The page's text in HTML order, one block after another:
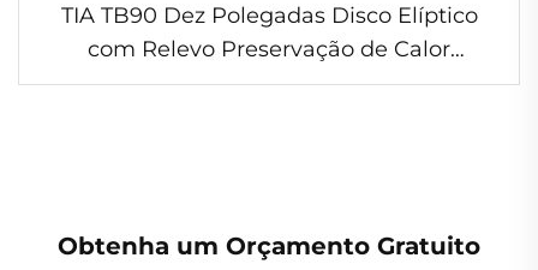
TIA TB90 Dez Polegadas Disco Elíptico
com Relevo Preservação de Calor
Selagem Fresca Resistente a Óleo
Obtenha um Orçamento Gratuito